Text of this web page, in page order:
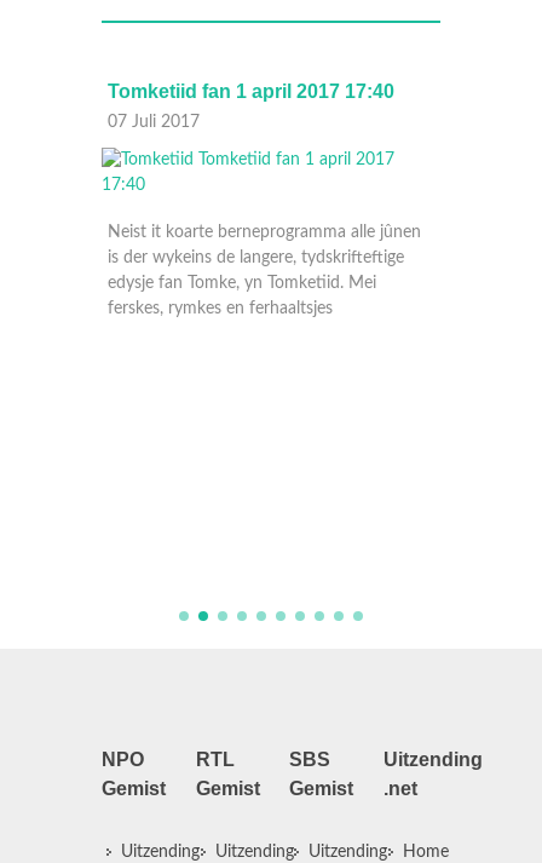
Tomketiid fan 1 april 2017 17:40
07 Juli 2017
Neist it koarte berneprogramma alle jûnen
is der wykeins de langere, tydskrifteftige
edysje fan Tomke, yn Tomketiid. Mei
ferskes, rymkes en ferhaaltsjes
NPO
Gemist
Uitzending
RTL
Gemist
Uitzending
SBS
Gemist
Uitzending
Uitzending
.net
Home